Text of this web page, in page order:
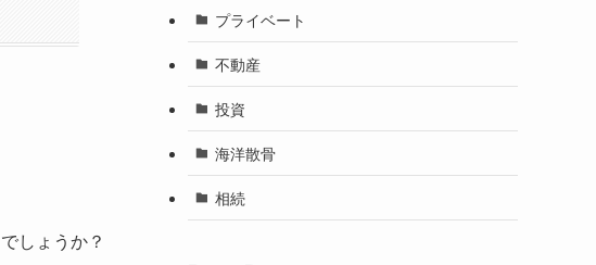
しょうか？
プライベート
不動産
投資
海洋散骨
相続